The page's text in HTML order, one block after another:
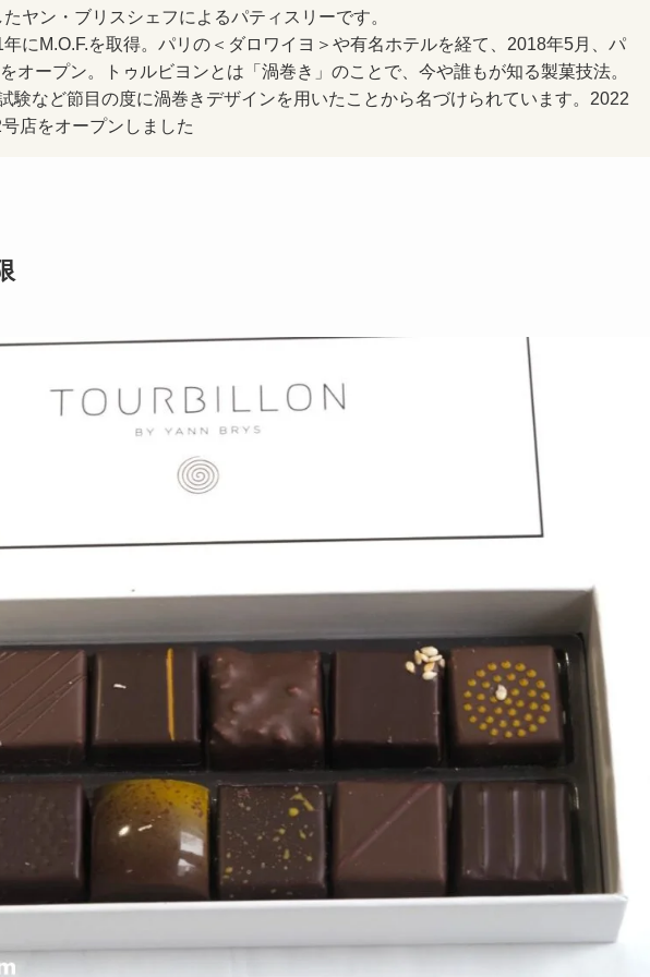
ヤン・ブリスシェフによるパティスリーです。
にM.O.F.を取得。パリの＜ダロワイヨ＞や有名ホテルを経て、2018年5月、パ
オープン。トゥルビヨンとは「渦巻き」のことで、今や誰もが知る製菓技法。
験など節目の度に渦巻きデザインを用いたことから名づけられています。2022
店をオープンしました